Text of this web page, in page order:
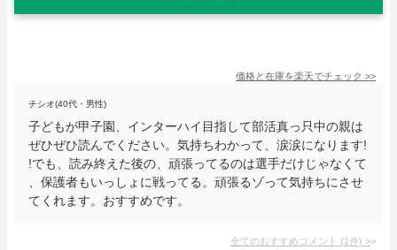
価格と在庫を楽天でチェック >>
チシオ(40代・男性)
子どもが甲子園、インターハイ目指して部活真っ只中の親は
ぜひぜひ読んでください。気持ちわかって、涙涙になります!
!でも、読み終えた後の、頑張ってるのは選手だけじゃなくて
、保護者もいっしょに戦ってる。頑張るゾって気持ちにさせ
てくれます。おすすめです。
全てのおすすめコメント (1件) >